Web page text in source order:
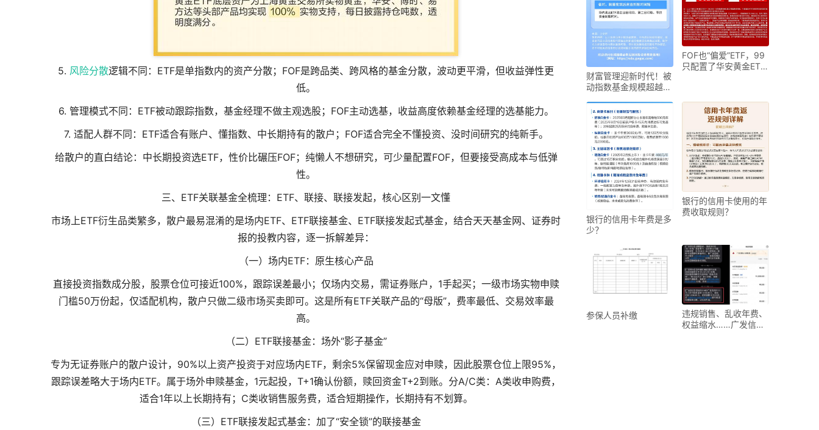
5. 风险分散逻辑不同：ETF是单指数内的资产分散；FOF是跨品类、跨风格的基金分散，波动更平滑，但收益弹性更
低。
6. 管理模式不同：ETF被动跟踪指数，基金经理不做主观选股；FOF主动选基，收益高度依赖基金经理的选基能力。
7. 适配人群不同：ETF适合有账户、懂指数、中长期持有的散户；FOF适合完全不懂投资、没时间研究的纯新手。
给散户的直白结论：中长期投资选ETF，性价比碾压FOF；纯懒人不想研究，可少量配置FOF，但要接受高成本与低弹
性。
三、ETF关联基金全梳理：ETF、联接、联接发起，核心区别一文懂
市场上ETF衍生品类繁多，散户最易混淆的是场内ETF、ETF联接基金、ETF联接发起式基金，结合天天基金网、证券时
报的投教内容，逐一拆解差异：
（一）场内ETF：原生核心产品
直接投资指数成分股，股票仓位可接近100%，跟踪误差最小；仅场内交易，需证券账户，1手起买；一级市场实物申赎
门槛50万份起，仅适配机构，散户只做二级市场买卖即可。这是所有ETF关联产品的“母版”，费率最低、交易效率最
高。
（二）ETF联接基金：场外“影子基金”
专为无证券账户的散户设计，90%以上资产投资于对应场内ETF，剩余5%保留现金应对申赎，因此股票仓位上限95%，
跟踪误差略大于场内ETF。属于场外申赎基金，1元起投，T+1确认份额，赎回资金T+2到账。分A/C类：A类收申购费，
适合1年以上长期持有；C类收销售服务费，适合短期操作，长期持有不划算。
（三）ETF联接发起式基金：加了“安全锁”的联接基金
财富管理迎新时代！被
动指数基金规模超越主
FOF也“偏爱”ETF，99
只配置了华安黄金ETF
银行的信用卡年费是多
少？
银行的信用卡使用的年
费收取规则？
参保人员补缴
违规销售、乱收年费、
权益缩水……广发信用